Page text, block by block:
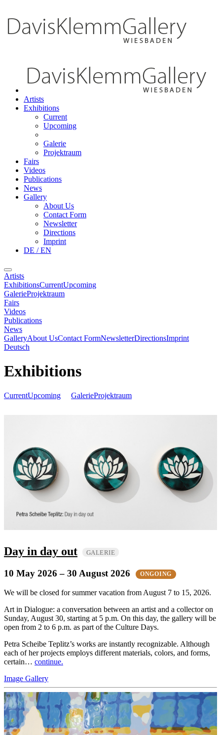
Artists
Exhibitions
Current
Upcoming
Galerie
Projektraum
Fairs
Videos
Publications
News
Gallery
About Us
Contact Form
Newsletter
Directions
Imprint
DE / EN
Artists
ExhibitionsCurrentUpcoming
GalerieProjektraum
Fairs
Videos
Publications
News
GalleryAbout UsContact FormNewsletterDirectionsImprint
Deutsch
Exhibitions
CurrentUpcoming GalerieProjektraum
Day in day out GALERIE
10 May 2026 – 30 August 2026 ONGOING
We will be closed for summer vacation from August 7 to 15, 2026.
Art in Dialogue: a conversation between an artist and a collector on
Sunday, August 30, starting at 5 p.m. On this day, the gallery will be
open from 2 to 6 p.m. as part of the Culture Days.
Petra Scheibe Teplitz’s works are instantly recognizable. Although
each of her projects employs different materials, colors, and forms,
certain… continue.
Image Gallery